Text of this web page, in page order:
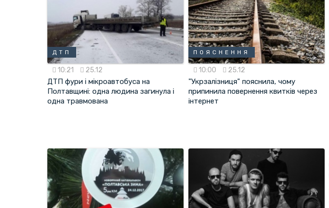
ДТП
10:21 25.12
ДТП фури і мікроавтобуса на
Полтавщині: одна людина загинула і
одна травмована
ПОЯСНЕННЯ
10:00 25.12
"Укрзалізниця" пояснила, чому
припинила повернення квитків через
інтернет